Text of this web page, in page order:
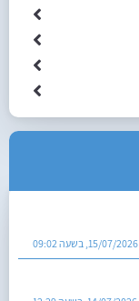
15/07/2026, בשעה 09:02